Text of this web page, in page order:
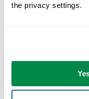
the privacy settings.
多くのユーザーが、や